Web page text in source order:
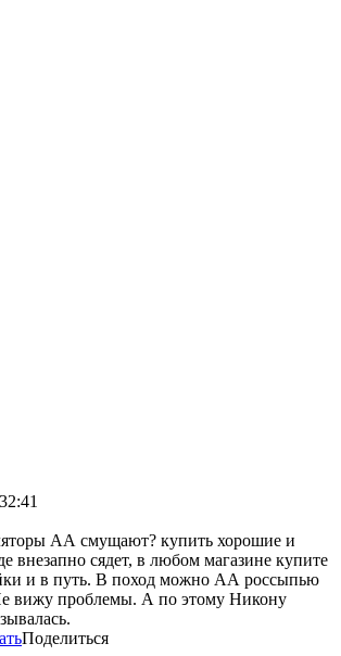
АА смущают? купить хорошие и
внезапно сядет, в любом магазине купите
и в путь. В поход можно АА россыпью
вижу проблемы. А по этому Никону
Поделиться